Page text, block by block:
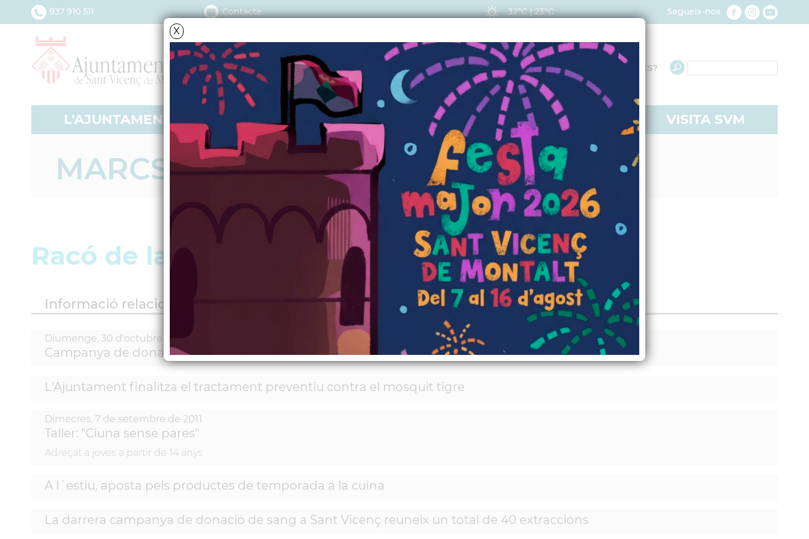
X
L'AJUNTAMENT SERVEIS ACTUALITAT VIURE A SVM VISITA SVM
QUÈ NECESSITES?
937 910 511 Contacte 32ºC|23ºC Segueix-nos
MARCS
Racó de la salut
Informació relacionada
Diumenge, 30 d'octubre 2011
Campanya de donació de sang
L'Ajuntament finalitza el tractament preventiu contra el mosquit tigre
Dimecres, 7 de setembre de 2011
Taller: "Ciuna sense pares"
Adreçat a joves a partir de 14 anys
A l´estiu, aposta pels productes de temporada a la cuina
La darrera campanya de donació de sang a Sant Vicenç reuneix un total de 40 extraccions